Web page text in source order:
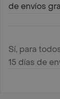
de envíos
Sí, para
15 días de